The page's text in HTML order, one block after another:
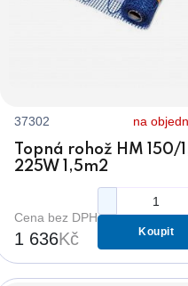
37302 na
Topná rohož HM 150/
225W 1,5m2
Cena bez DPH
1 636Kč Koupit